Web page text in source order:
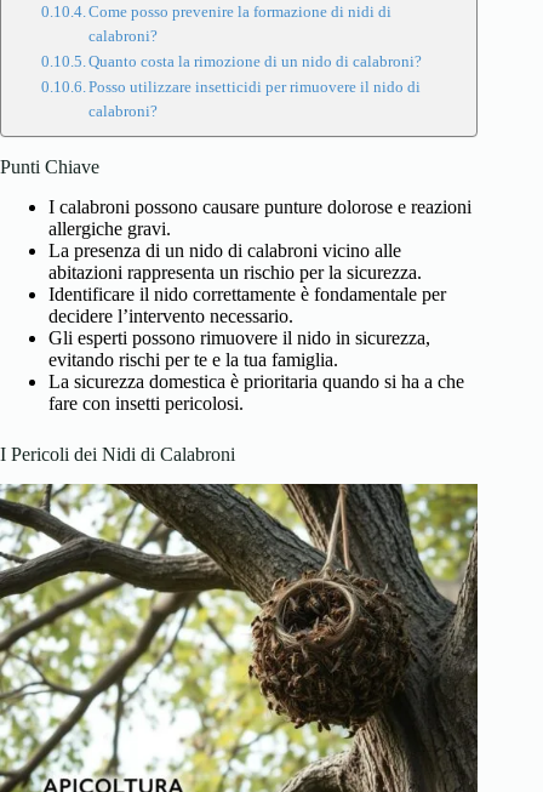
Come posso prevenire la formazione di nidi di
calabroni?
Quanto costa la rimozione di un nido di calabroni?
Posso utilizzare insetticidi per rimuovere il nido di
calabroni?
Punti Chiave
I calabroni possono causare punture dolorose e reazioni
allergiche gravi.
La presenza di un nido di calabroni vicino alle
abitazioni rappresenta un rischio per la sicurezza.
Identificare il nido correttamente è fondamentale per
decidere l’intervento necessario.
Gli esperti possono rimuovere il nido in sicurezza,
evitando rischi per te e la tua famiglia.
La sicurezza domestica è prioritaria quando si ha a che
fare con insetti pericolosi.
I Pericoli dei Nidi di Calabroni